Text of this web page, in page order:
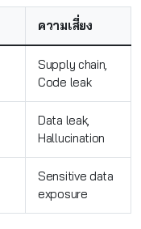
ความเสี่ยง
Supply chain,
Code leak
Data leak,
Hallucination
Sensitive data
exposure